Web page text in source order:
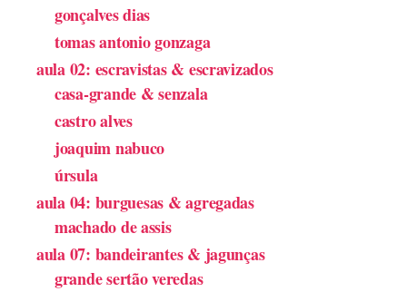
gonçalves dias
tomas antonio gonzaga
aula 02: escravistas & escravizados
casa-grande & senzala
castro alves
joaquim nabuco
úrsula
aula 04: burguesas & agregadas
machado de assis
aula 07: bandeirantes & jagunças
grande sertão veredas